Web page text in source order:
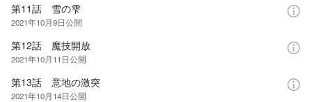
第11話 雪の雫
2021年10月9日公開
第12話 魔技開放
2021年10月11日公開
第13話 意地の激突
2021年10月14日公開